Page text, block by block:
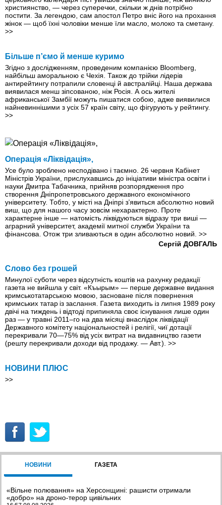
християнство, — через суперечки, скільки ж днів потрібно
постити. За легендою, сам апостол Петро вніс його на прохання
жінок — щоб їхні чоловіки менше їли масло, молоко та сметану.
>>
Більше п’ємо й менше куримо
Згідно з дослідженням, проведеним компанією Bloomberg,
найбільш аморальною є Чехія. Також до трійки лідерів
антирейтингу потрапили словенці й австралійці. Наша держава
виявилася менш зіпсованою, нiж Росія. А ось жителі
африканської Замбії можуть пишатися собою, адже виявилися
найневиннiшими з усіх 57 країн світу, що фiгурують у рейтингу.
>>
Операцiя «Лiквiдацiя»,
Усе було зроблено несподівано і таємно. 26 червня Кабінет
Міністрів України, прислухавшись до ініціативи міністра освіти і
науки Дмитра Табачника, прийняв розпорядження про
створення Дніпропетровського державного економічного
університету. Тобто, у місті на Дніпрі з’явиться абсолютно новий
виш, що для нашого часу зовсім нехарактерно. Проте
характерне інше — натомість ліквідуються відразу три виші —
аграрний університет, академії митної служби України та
фінансова. Отож три зливаються в один абсолютно новий. >>
Сергій ДОВГАЛЬ
Слово без грошей
Минулої суботи через відсутність коштів на рахунку редакції
газета не вийшла у свiт. «Къырым» — перше державне видання
кримськотатарською мовою, засноване після повернення
кримських татар із заслання. Газета виходить iз липня 1989 року
двічі на тиждень і вiдтодi припиняла своє існування лише один
раз — у травні 2011–го на два місяці внаслідок ліквідації
Державного комітету національностей і релігії, чиї дотації
перекривали 70—75% від усіх витрат на видавництво газети
(решту перекривали доходи від продажу. — Авт.). >>
НОВИНИ ПЛЮС
>>
НОВИНИ ГАЗЕТА
«Вільне полювання» на Херсонщині: рашисти отримали
«добро» на дроно-терор цивільних